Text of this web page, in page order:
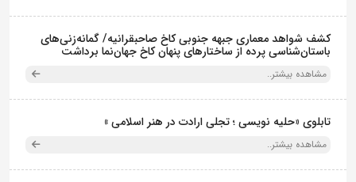
کشف شواهد معماری جبهه جنوبی کاخ صاحبقرانیه/ گمانه‌زنی‌های
باستان‌شناسی پرده از ساختارهای پنهان کاخ جهان‌نما برداشت
مشاهده بیشتر..
تابلوی «حلیه نویسی ؛ تجلی ارادت در هنر اسلامی »
مشاهده بیشتر..